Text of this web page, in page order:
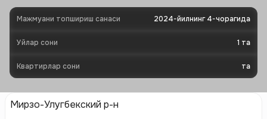
Мажмуани топшириш санаси 2024-йилнинг 4-чорагида
Уйлар сони 1 та
Квартирлар сони та
Мирзо-Улугбекский р-н